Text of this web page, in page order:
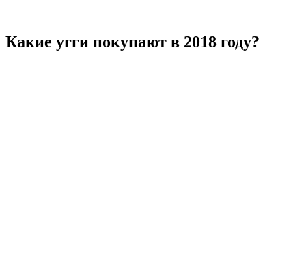
Какие угги покупают в 2018 году?